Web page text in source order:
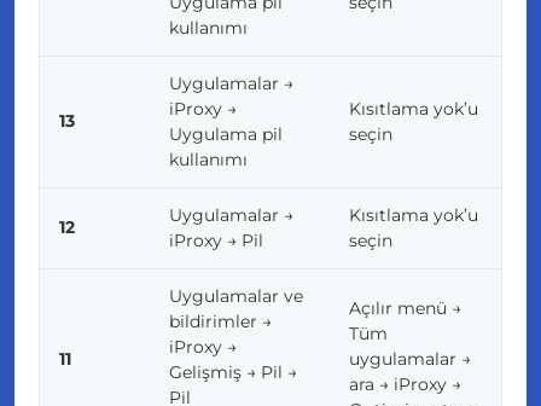
kullanımı
13
Uygulamalar →
iProxy →
Uygulama pil
kullanımı
Kısıtlama yok’u
seçin
12
Uygulamalar →
iProxy → Pil
Kısıtlama yok’u
seçin
11
Uygulamalar ve
bildirimler →
iProxy →
Gelişmiş → Pil →
Pil
Açılır menü →
Tüm
uygulamalar →
ara → iProxy →